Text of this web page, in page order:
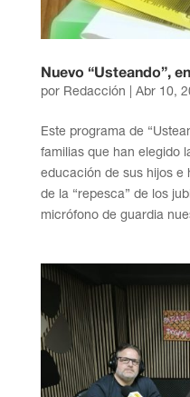
Nuevo “Usteando”,
por Redacción Abr 10,
Este programa de
familias que han elegido
educación de sus hijos e
de la “repesca” de los
micrófono de guardia